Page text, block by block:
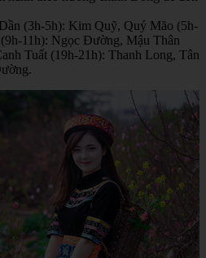
(3h-5h): Kim Quỹ, Quý Mão (5h-
11h): Ngọc Đường, Mậu Thân
Tuất (19h-21h): Thanh Long, Tân